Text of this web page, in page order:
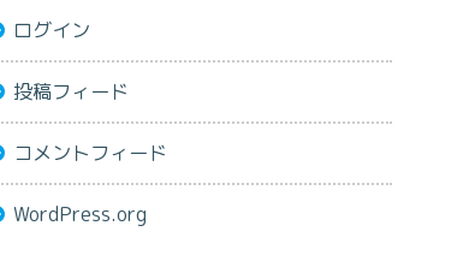
ログイン
投稿フィード
コメントフィード
WordPress.org